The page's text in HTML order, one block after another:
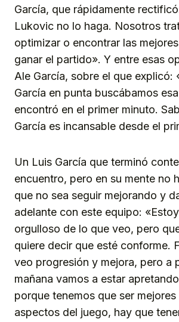
García, que rápidamente
Lukovic no lo haga. Nosotros
optimizar o encontrar las
ganar el partido». Y entre esas
Ale García, sobre el que explicó:
García en punta buscábamos
encontró en el primer minuto.
García es incansable desde el
Un Luis García que terminó
encuentro, pero en su mente no
que no sea seguir mejorando y
adelante con este equipo:
orgulloso de lo que veo, pero
quiere decir que esté conforme.
veo progresión y mejora, pero a
mañana vamos a estar
porque tenemos que ser
aspectos del juego, hay que